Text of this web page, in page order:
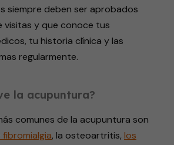
siempre deben ser aprobados
visitas y que conoce tus
tu historia clínica y las
regularmente.
la acupuntura?
comunes de la acupuntura son
fibromialgia, la osteoartritis, los